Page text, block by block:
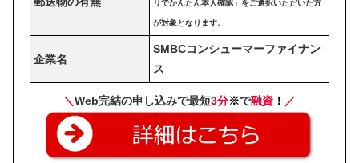
リでかんたん本人確認」をご選択いただいた方
が対象となります。
企業名
SMBCコンシューマーファイナン
ス
＼Web完結の申し込みで最短3分※で融資 ！ ／